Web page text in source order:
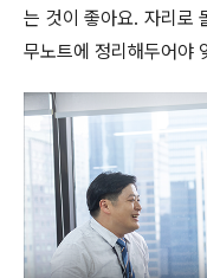
는 것이 좋아요. 자리로
무노트에 정리해두어야